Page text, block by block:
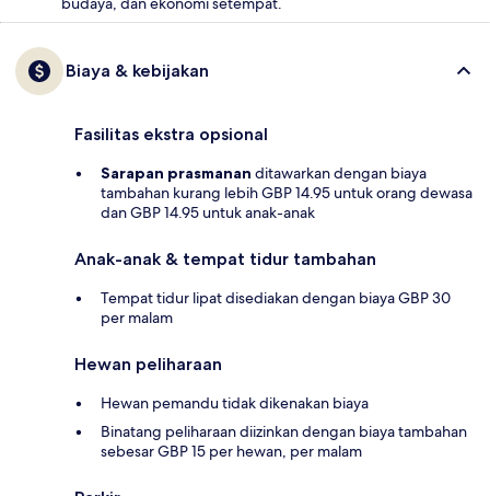
Biaya & kebijakan
Fasilitas ekstra opsional
Sarapan prasmanan ditawarkan dengan biaya
tambahan kurang lebih GBP 14.95 untuk orang dewasa
dan GBP 14.95 untuk anak-anak
Anak-anak & tempat tidur tambahan
Tempat tidur lipat disediakan dengan biaya GBP 30
per malam
Hewan peliharaan
Hewan pemandu tidak dikenakan biaya
Binatang peliharaan diizinkan dengan biaya tambahan
sebesar GBP 15 per hewan, per malam